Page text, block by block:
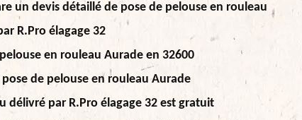
un devis détaillé de pose de pelouse en rouleau
R.Pro élagage 32
en rouleau Aurade en 32600
pose de pelouse en rouleau Aurade
délivré par R.Pro élagage 32 est gratuit